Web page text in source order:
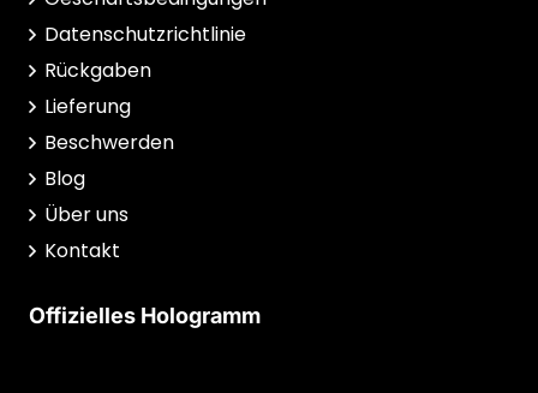
Datenschutzrichtlinie
Rückgaben
Lieferung
Beschwerden
Blog
Über uns
Kontakt
Offizielles Hologramm